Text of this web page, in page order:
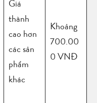
Giá
thành
cao hơn
các sản
phẩm
khác
Khoảng
700.00
0 VNĐ